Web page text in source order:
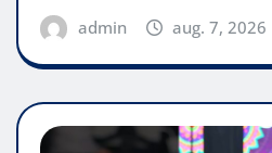
admin aug. 7, 2026